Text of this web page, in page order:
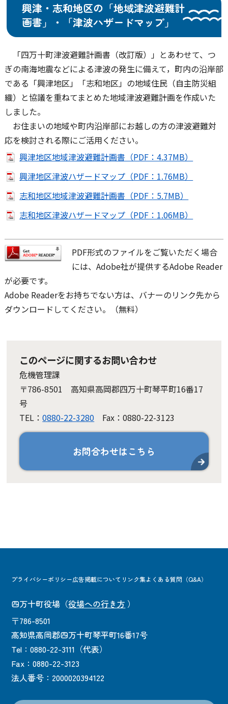
興津・志和地区の「地域津波避難計
画書」・「津波ハザードマップ」
「四万十町津波避難計画書（改訂版）」とあわせて、つ
ぎの南海地震などによる津波の発生に備えて，町内の沿岸部
である「興津地区」「志和地区」の地域住民（自主防災組
織）と協議を重ねてまとめた地域津波避難計画を作成いた
しました。
お住まいの地域や町内沿岸部にお越しの方の津波避難対
応を検討される際にご活用ください。
興津地区地域津波避難計画書（PDF：4.37MB）
興津地区津波ハザードマップ（PDF：1.76MB）
志和地区地域津波避難計画書（PDF：5.7MB）
志和地区津波ハザードマップ（PDF：1.06MB）
PDF形式のファイルをご覧いただく場合
には、Adobe社が提供するAdobe Reader
が必要です。
Adobe Readerをお持ちでない方は、バナーのリンク先から
ダウンロードしてください。（無料）
このページに関するお問い合わせ
危機管理課
〒786-8501 高知県高岡郡四万十町琴平町16番17
号
TEL：0880-22-3280 Fax：0880-22-3123
お問合わせはこちら
プライバシーポリシー広告掲載について リンク集よくある質問（Q&A）
四万十町役場 （役場への行き方 ）
〒786-8501
高知県高岡郡四万十町琴平町16番17号
Tel：0880-22-3111（代表）
Fax：0880-22-3123
法人番号：2000020394122